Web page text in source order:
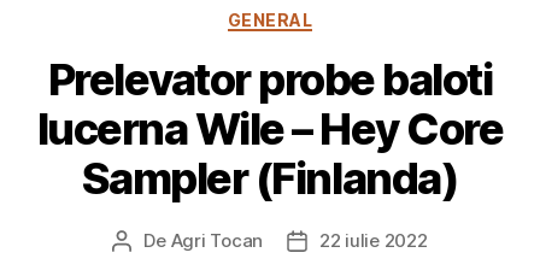
Categorii
GENERAL
Prelevator probe baloti
lucerna Wile – Hey Core
Sampler (Finlanda)
Autor
De Agri Tocan
Dată22 iulie 2022